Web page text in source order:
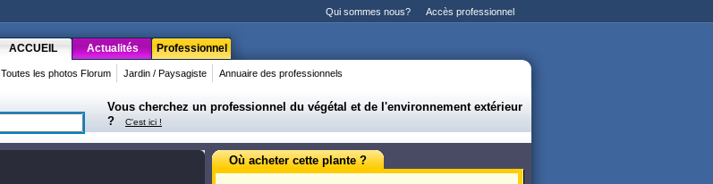
Qui sommes nous? Accès professionnel
ACCUEIL Actualités Professionnel
Toutes les photos Florum Jardin / Paysagiste Annuaire des professionnels
Vous cherchez un professionnel du végétal et de l'environnement extérieur
?
C'est ici !
Où acheter cette plante ?